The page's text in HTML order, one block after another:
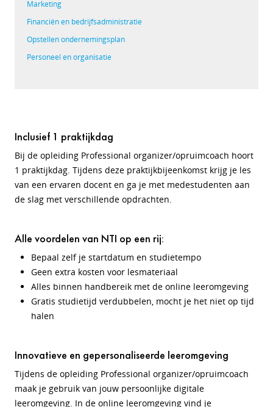
Marketing
Financiën en bedrijfsadministratie
Opstellen ondernemingsplan
Personeel en organisatie
Inclusief 1 praktijkdag
Bij de opleiding Professional organizer/opruimcoach hoort
1 praktijkdag. Tijdens deze praktijkbijeenkomst krijg je les
van een ervaren docent en ga je met medestudenten aan
de slag met verschillende opdrachten.
Alle voordelen van NTI op een rij:
Bepaal zelf je startdatum en studietempo
Geen extra kosten voor lesmateriaal
Alles binnen handbereik met de online leeromgeving
Gratis studietijd verdubbelen, mocht je het niet op tijd
halen
Innovatieve en gepersonaliseerde leeromgeving
Tijdens de opleiding Professional organizer/opruimcoach
maak je gebruik van jouw persoonlijke digitale
leeromgeving. In de online leeromgeving vind je